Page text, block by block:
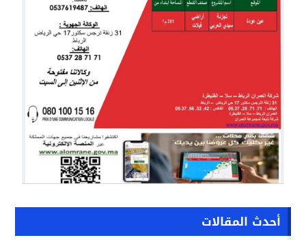
أحدث المقالات